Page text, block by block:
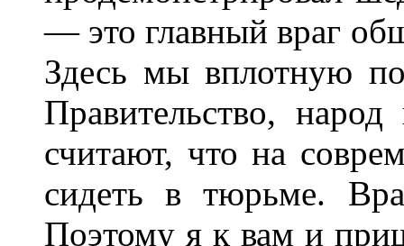
— это главный враг
Здесь мы вплотную
Правительство,
считают, что на
сидеть в тюрьме.
Поэтому я к вам и